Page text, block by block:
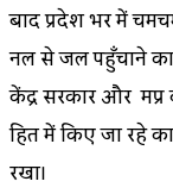
बाद प्रदेश भर में
नल से जल पहुँचाने का
केंद्र सरकार और
हित में किए जा रहे
रखा।